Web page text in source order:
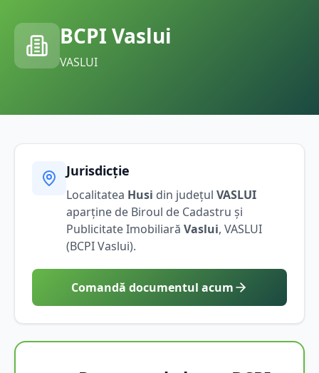
BCPI Vaslui
VASLUI
Jurisdicție
Localitatea Husi din județul VASLUI
aparține de Biroul de Cadastru și
Publicitate Imobiliară Vaslui, VASLUI
(BCPIVaslui).
Comandă documentul acum